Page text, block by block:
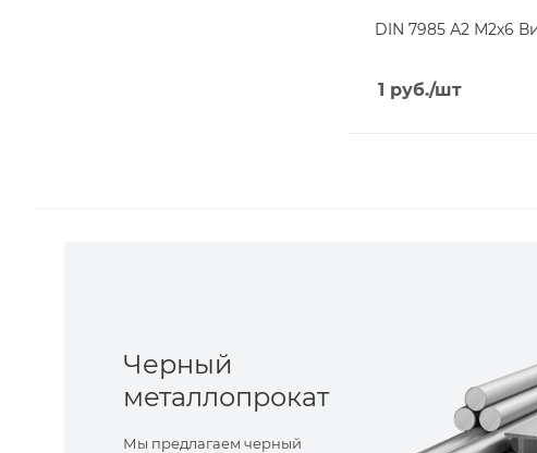
DIN 7985 А2 М2х6
1 руб./шт
Черный
металлопрокат
Мы предлагаем черный